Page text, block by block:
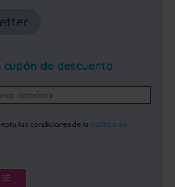
de descuento
las condiciones de la política de